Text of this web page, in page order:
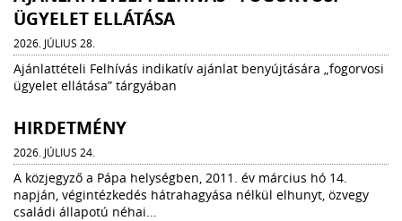
ÜGYELET ELLÁTÁSA
2026. JÚLIUS 28.
Ajánlattételi Felhívás indikatív ajánlat benyújtására „fogorvosi
ügyelet ellátása” tárgyában
HIRDETMÉNY
2026. JÚLIUS 24.
A közjegyző a Pápa helységben, 2011. év március hó 14.
napján, végintézkedés hátrahagyása nélkül elhunyt, özvegy
családi állapotú néhai...